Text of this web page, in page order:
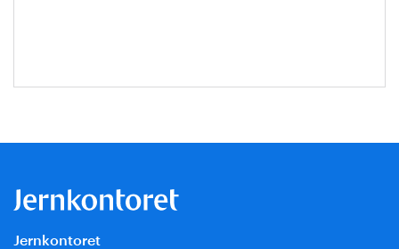
Jernkontoret